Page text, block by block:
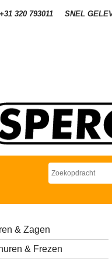
320 793011 SNEL
& Zagen
& Frezen